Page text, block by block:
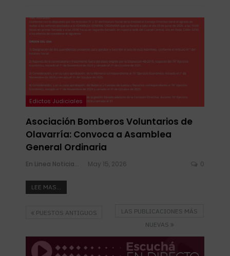
Edictos Judiciales
Asociación Bomberos Voluntarios de
Olavarría: Convoca a Asamblea
General Ordinaria
En Linea Noticias May 15, 2026 0
LEE MAS...
PUESTOS ANTIGUOS
LAS PUBLICACIONES MÁS
NUEVAS